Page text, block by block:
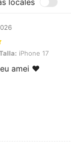
locales
iPhone 17iPhone 17
amei ❤️